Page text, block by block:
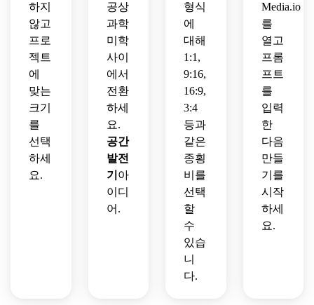
하지
않고
프로
젝트
에
맞는
크기
를
선택
하세
요.
공상
과학
미학
사이
에서
전환
하세
요.
공간
발전
기 아
이디
어.
형식
에
대해
1:1,
9:16,
16:9,
3:4
등과
같은
종횡
비를
선택
할
수
있습
니
다.
Media.io
를
열고
프롬
프트
를
입력
한
다음
만들
기를
시작
하세
요.